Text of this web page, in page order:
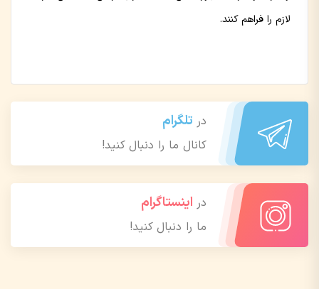
لازم را فراهم کنند.
در تلگرام
کانال ما را دنبال کنید!
در اینستاگرام
ما را دنبال کنید!